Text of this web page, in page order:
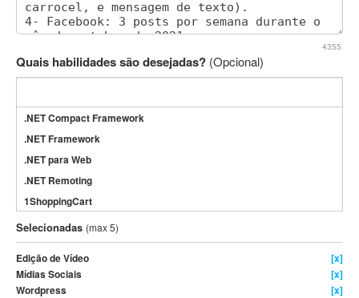
4355
Quais habilidades são desejadas? (Opcional)
.NET Compact Framework
.NET Framework
.NET para Web
.NET Remoting
1ShoppingCart
3DS Max
3GSM
4D Dimension
802.11
Selecionadas (max 5)
Edição de Vídeo
[x]
Mídias Sociais
[x]
Wordpress
[x]